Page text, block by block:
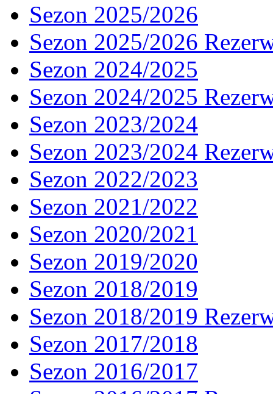
Sezon 2025/2026
Sezon 2025/2026
Sezon 2024/2025
Sezon 2024/2025
Sezon 2023/2024
Sezon 2023/2024
Sezon 2022/2023
Sezon 2021/2022
Sezon 2020/2021
Sezon 2019/2020
Sezon 2018/2019
Sezon 2018/2019
Sezon 2017/2018
Sezon 2016/2017